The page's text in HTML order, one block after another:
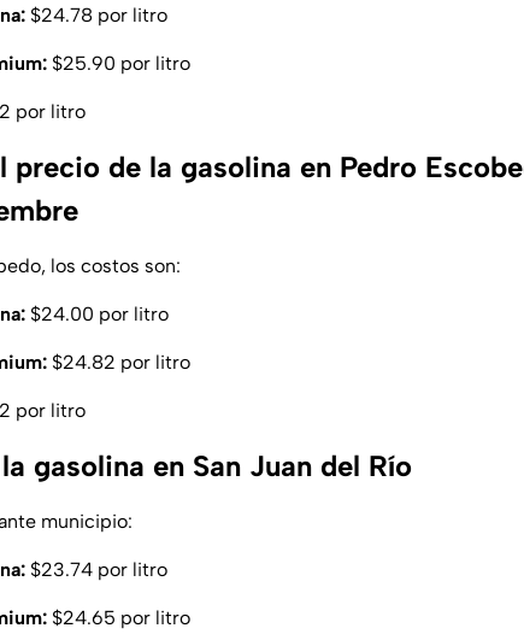
$24.78 por litro
$25.90 por litro
por litro
precio de la gasolina en Pedro
los costos son:
$24.00 por litro
$24.82 por litro
por litro
gasolina en San Juan del Río
municipio:
$23.74 por litro
$24.65 por litro